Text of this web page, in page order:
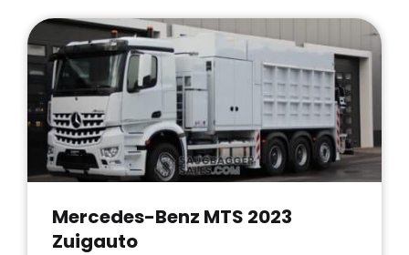
Mercedes-Benz MTS 2023
Zuigauto